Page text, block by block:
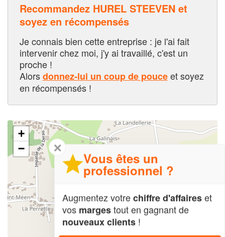
Recommandez HUREL STEEVEN et
soyez en récompensés
Je connais bien cette entreprise : je l'ai fait
intervenir chez moi, j'y ai travaillé, c'est un
proche !
Alorsdonnez-lui un coup de pouceet soyez
en récompensés !
+
−
✕
Vous êtes un
professionnel ?
Augmentez votrechiffre d'affaireset
vos margestout en gagnant de
nouveaux clients !